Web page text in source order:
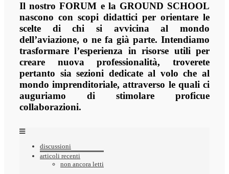
Il nostro FORUM e la GROUND SCHOOL
nascono con scopi didattici per orientare le
scelte di chi si avvicina al mondo
dell’aviazione, o ne fa già parte. Intendiamo
trasformare l’esperienza in risorse utili per
creare nuova professionalità, troverete
pertanto sia sezioni dedicate al volo che al
mondo imprenditoriale, attraverso le quali ci
auguriamo di stimolare proficue
collaborazioni.
discussioni
articoli recenti
non ancora letti